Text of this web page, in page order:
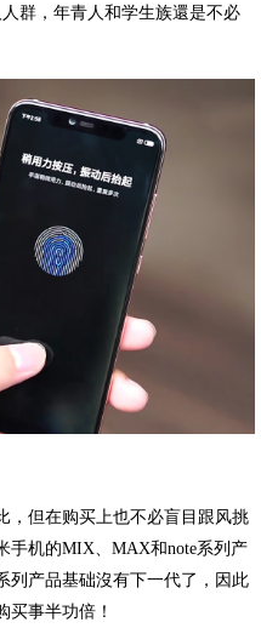
群，年青人和学生族還是不必
，但在购买上也不必盲目跟风挑
手机的MIX、MAX和note系列产
列产品基础沒有下一代了，因此
买事半功倍！